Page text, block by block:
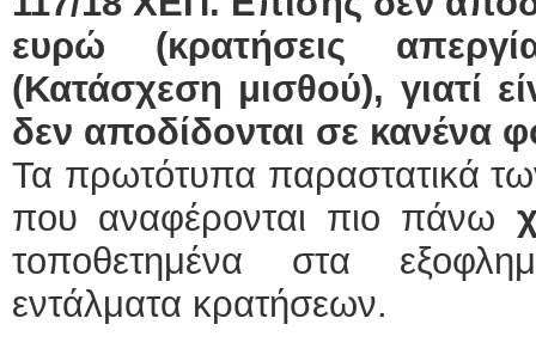
ευρώ (κρατήσεις
(Κατάσχεση μισθού), γιατί
δεν αποδίδονται σε κανένα
Τα πρωτότυπα παραστατικά
που αναφέρονται πιο πάνω
τοποθετημένα στα
εντάλματα κρατήσεων.